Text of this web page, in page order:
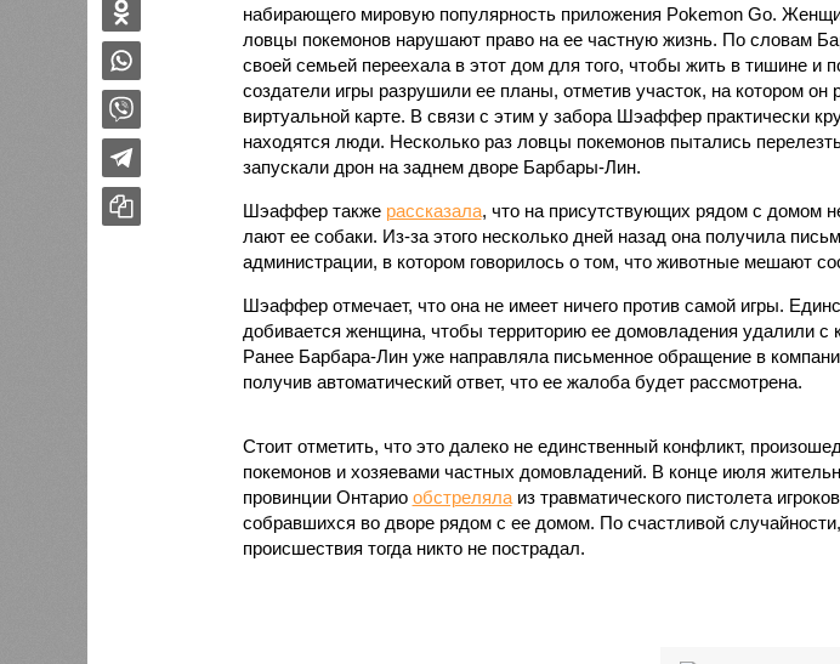
набирающего мировую популярность приложения Pokemon Go.
ловцы покемонов нарушают право на ее частную жизнь. По словам
своей семьей переехала в этот дом для того, чтобы жить в тишине и
создатели игры разрушили ее планы, отметив участок, на котором он
виртуальной карте. В связи с этим у забора Шэаффер практически
находятся люди. Несколько раз ловцы покемонов пытались
запускали дрон на заднем дворе Барбары-Лин.
Шэаффер также рассказала, что на присутствующих рядом с домом
лают ее собаки. Из-за этого несколько дней назад она получила
администрации, в котором говорилось о том, что животные мешают
Шэаффер отмечает, что она не имеет ничего против самой игры.
добивается женщина, чтобы территорию ее домовладения удалили с
Ранее Барбара-Лин уже направляла письменное обращение в
получив автоматический ответ, что ее жалоба будет рассмотрена.
Стоит отметить, что это далеко не единственный конфликт,
покемонов и хозяевами частных домовладений. В конце июля
провинции Онтарио обстрелялаиз травматического пистолета
собравшихся во дворе рядом с ее домом. По счастливой
происшествия тогда никто не пострадал.